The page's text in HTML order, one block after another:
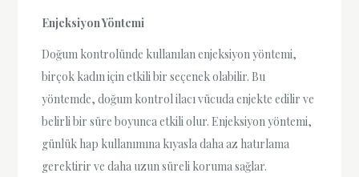
Enjeksiyon Yöntemi
Doğum kontrolünde kullanılan enjeksiyon yöntemi,
birçok kadın için etkili bir seçenek olabilir. Bu
yöntemde, doğum kontrol ilacı vücuda enjekte edilir ve
belirli bir süre boyunca etkili olur. Enjeksiyon yöntemi,
günlük hap kullanımına kıyasla daha az hatırlama
gerektirir ve daha uzun süreli koruma sağlar.